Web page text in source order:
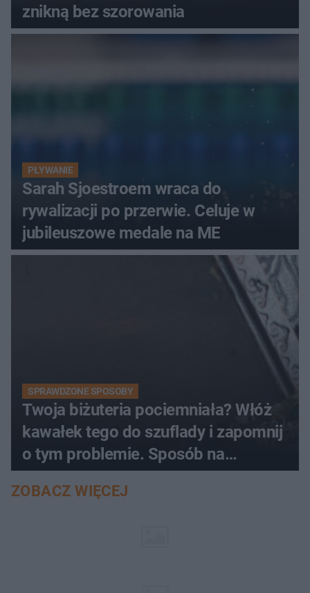
znikną bez szorowania
PŁYWANIE
Sarah Sjoestroem wraca do
rywalizacji po przerwie. Celuje w
jubileuszowe medale na ME
SPRAWDZONE SPOSOBY
Twoja biżuteria pociemniała? Włóż
kawałek tego do szuflady i zapomnij
o tym problemie. Sposób na
pociemniałą biżuterię
ZOBACZ WIĘCEJ